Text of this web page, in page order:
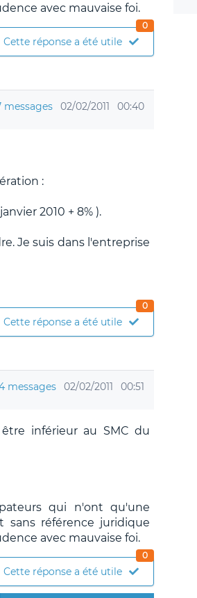
avec mauvaise foi.
Cette réponse a été utile
0
messages 02/02/2011 00:40
:
2010 + 8% ).
Je suis dans l'entreprise
Cette réponse a été utile
0
messages 02/02/2011 00:51
inférieur au SMC du
qui n'ont qu'une
référence juridique
avec mauvaise foi.
Cette réponse a été utile
0